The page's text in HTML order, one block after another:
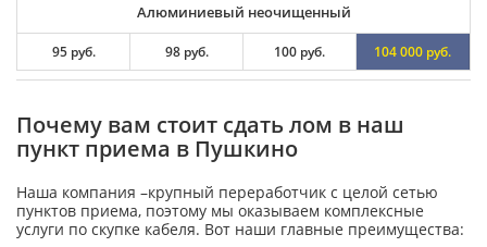
Алюминиевый неочищенный
95 руб. 98 руб. 100 руб. 104 000 руб.
Почему вам стоит сдать лом в наш
пункт приема в Пушкино
Наша компания –крупный переработчик с целой сетью
пунктов приема, поэтому мы оказываем комплексные
услуги по скупке кабеля. Вот наши главные преимущества: